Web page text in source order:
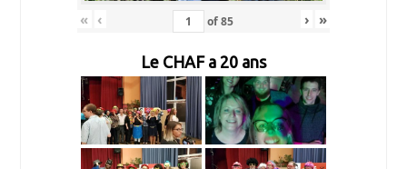
« ‹ of85 › »
Le CHAF a 20 ans